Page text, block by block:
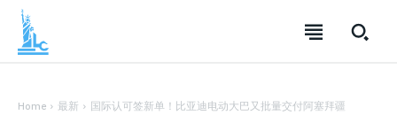
Home 最新 国际认可签新单！比亚迪电动大巴又批量交付阿塞拜疆